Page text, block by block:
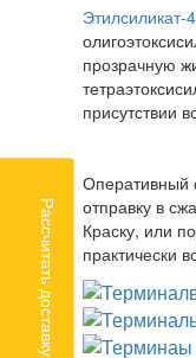
Этилсиликат-
прозрачную
присутствии
Оперативный
отправку в
Краску, или
практически
Рассчитать доставку